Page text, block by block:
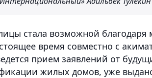
стала возможной благодаря
время совместно с
прием заявлений от
жилых домов, уже